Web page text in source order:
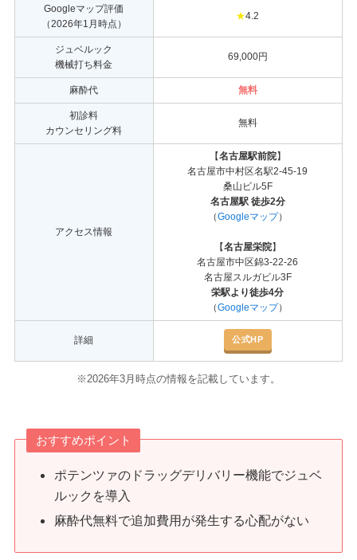
Googleマップ評価
（2026年1月時点）
★4.2
ジュベルック
機械打ち料金
69,000円
麻酔代 無料
初診料
カウンセリング料
無料
アクセス情報
【名古屋駅前院】
名古屋市中村区名駅2-45-19
桑山ビル5F
名古屋駅 徒歩2分
（Googleマップ）
【名古屋栄院】
名古屋市中区錦3-22-26
名古屋スルガビル3F
栄駅より徒歩4分
（Googleマップ）
詳細 公式HP
※2026年3月時点の情報を記載しています。
おすすめポイント
ポテンツァのドラッグデリバリー機能でジュベ
ルックを導入
麻酔代無料で追加費用が発生する心配がない